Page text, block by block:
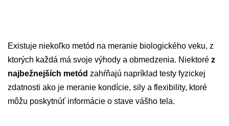
Existuje niekoľko metód na meranie biologického veku, z
ktorých každá má svoje výhody a obmedzenia. Niektoré z
najbežnejších metód zahŕňajú napríklad testy fyzickej
zdatnosti ako je meranie kondície, sily a flexibility, ktoré
môžu poskytnúť informácie o stave vášho tela.